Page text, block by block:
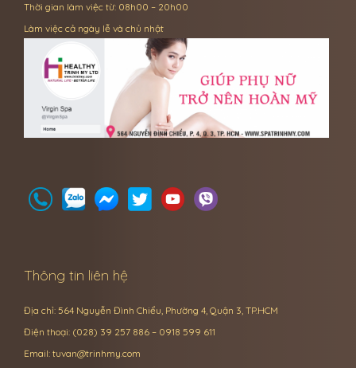
Thời gian làm việc từ: 08h00 – 20h00
Làm việc cả ngày lễ và chủ nhật
Thông tin liên hệ
Địa chỉ: 564 Nguyễn Đình Chiểu, Phường 4, Quận 3, TP.HCM
Điện thoại: (028) 39 257 886 – 0918 599 611
Email: tuvan@trinhmy.com